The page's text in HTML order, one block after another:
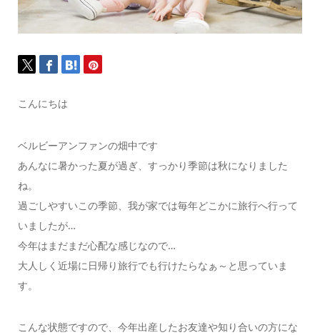
こんにちは
ベルビーアンファンの畑中です
あんなに暑かった夏が過ぎ、すっかり季節は秋になりました
ね。
過ごしやすいこの季節、我が家では毎年どこかに旅行へ行って
いましたが…
今年はまだまだ心配な感じなので…
大人しく近場に日帰り旅行でも行けたらなぁ～と思っていま
す。
こんな状態ですので、今年出産したお友達や知り合いの方にな